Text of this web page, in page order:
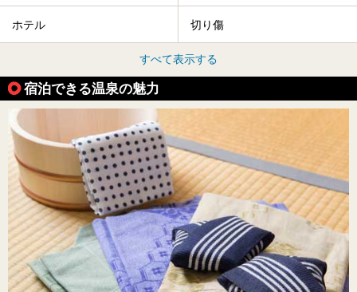
ホテル 切り傷
すべて表示する
宿泊できる温泉の魅力